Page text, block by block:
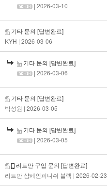
| 2026-03-10
기타 문의 [답변완료]
KYH | 2026-03-06
기타 문의 [답변완료]
| 2026-03-06
기타 문의 [답변완료]
박성원 | 2026-03-05
기타 문의 [답변완료]
| 2026-03-05
리트만 구입 문의 [답변완료]
리트만 샴페인피니쉬 블랙 | 2026-02-23